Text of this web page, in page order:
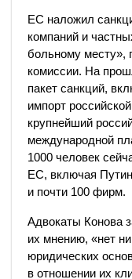
ЕС наложил
компаний и
больному месту»,
комиссии. На
пакет санкций,
импорт
крупнейший
международной
1000 человек
ЕС, включая
и почти 100 фирм.
Адвокаты Конова
их мнению, «нет
юридических
в отношении их